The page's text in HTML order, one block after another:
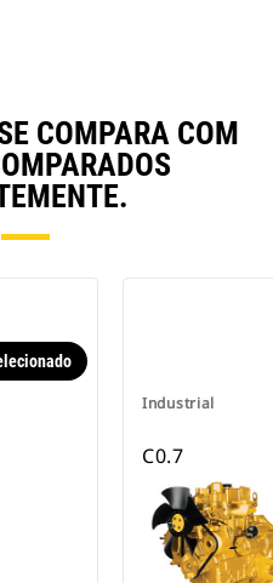
COMPARA COM
Industrial
C0.7